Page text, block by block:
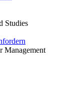
Studies
Management